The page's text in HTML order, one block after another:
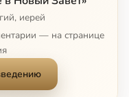
иерей
— на странице